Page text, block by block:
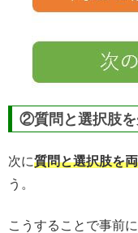
②質問と選択肢を
次に質問と選択肢を
う。
こうすることで事前